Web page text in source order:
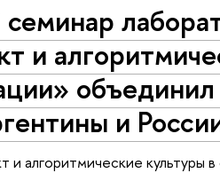
и
и
алгоритмические культуры